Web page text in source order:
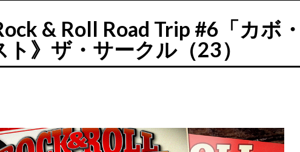
& Roll Road Trip #6「カボ
》ザ・サークル（23）